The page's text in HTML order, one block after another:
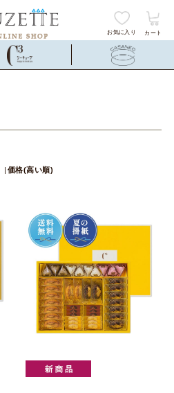
お気に入り カート
価格(高い順)